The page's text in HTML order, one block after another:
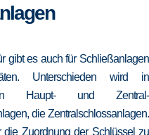
gibt es auch für Schließanlagen
Unterschieden wird in
in Haupt- und Zentral-
die Zentralschlossanlagen.
die Zuordnung der Schlüssel zu